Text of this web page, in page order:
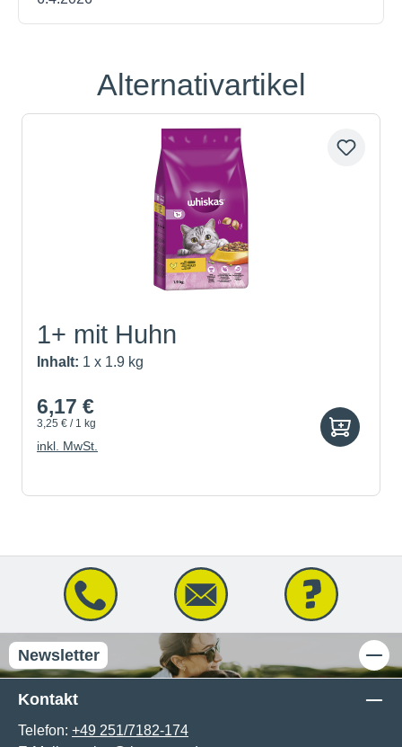
Produktgalerie überspringen
Alternativartikel
1+ mit Huhn
Inhalt: 1 x 1.9 kg
6,17 €
3,25 € / 1 kg
inkl. MwSt.
Newsletter
Kontakt
Telefon: +49 251/7182-174